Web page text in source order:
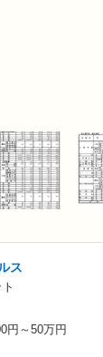
ス
円～50万円